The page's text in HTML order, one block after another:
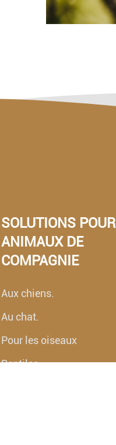
SOLUTIONS POUR
ANIMAUX DE
COMPAGNIE
Aux chiens.
Au chat.
Pour les oiseaux
Reptiles